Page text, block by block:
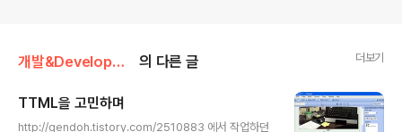
개발&Development/태터툴즈 의 다른 글 더보기
TTML을 고민하며
http://gendoh.tistory.com/2510883 에서 작업하던